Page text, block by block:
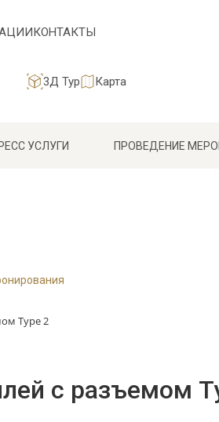
КОНТАКТЫ
3Д Тур Карта
УСЛУГИ ПРОВЕДЕНИЕ
Type 2
с разъемом